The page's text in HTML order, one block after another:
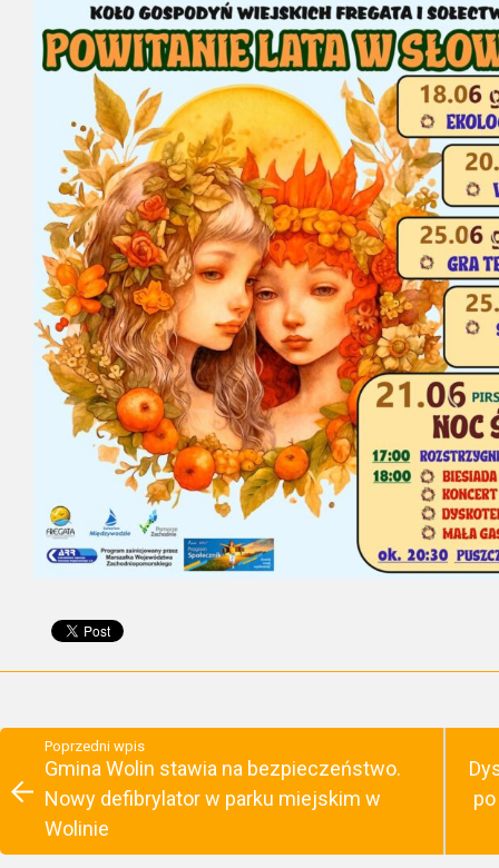
Poprzedni wpis
Gmina Wolin stawia na bezpieczeństwo.
Nowy defibrylator w parku miejskim w
Wolinie